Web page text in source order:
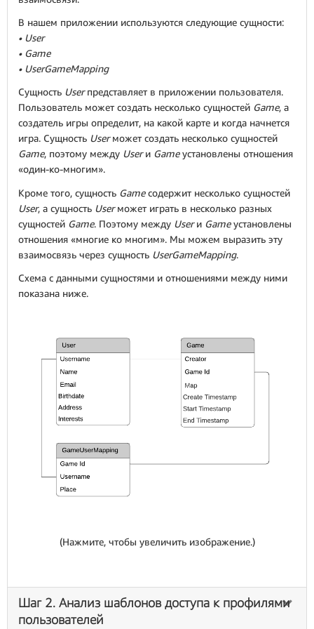
В нашем приложении используются следующие сущности:
• User
• Game
• UserGameMapping
Сущность Userпредставляет в приложении пользователя.
Пользователь может создать несколько сущностей Game, а
создатель игры определит, на какой карте и когда начнется
игра. Сущность Userможет создать несколько сущностей
Game, поэтому между Userи Gameустановлены отношения
«один-ко-многим».
Кроме того, сущность Gameсодержит несколько сущностей
User, а сущность Userможет играть в несколько разных
сущностей Game. Поэтому между Userи Gameустановлены
отношения «многие ко многим». Мы можем выразить эту
взаимосвязь через сущность UserGameMapping.
Схема с данными сущностями и отношениями между ними
показана ниже.
(Нажмите, чтобы увеличить изображение.)
Шаг 2. Анализ шаблонов доступа к профилями
пользователей